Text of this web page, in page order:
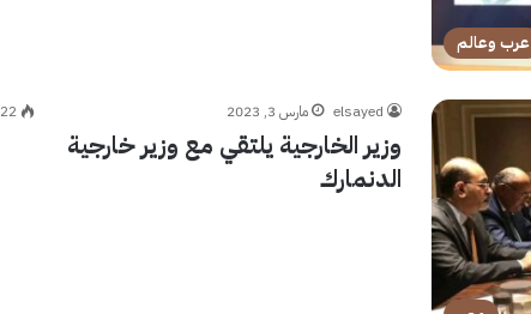
عرب وعالم
elsayed مارس 3, 2023 22
وزير الخارجية يلتقي مع وزير خارجية
الدنمارك